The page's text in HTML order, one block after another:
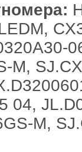
M,
04,
M,